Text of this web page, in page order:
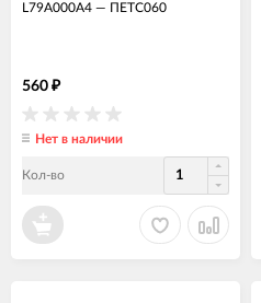
L79A000A4 — ПЕТС060
560 ₽
Нет в наличии
Кол-во